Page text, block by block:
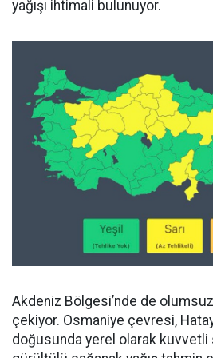
yağışı ihtimali bulunuyor.
Akdeniz Bölgesi’nde de
çekiyor. Osmaniye çevresi, Hatay
doğusunda yerel olarak kuvvetli